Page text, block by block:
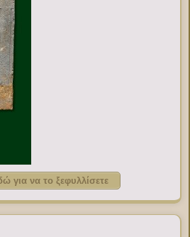
για να το ξεφυλλίσετε